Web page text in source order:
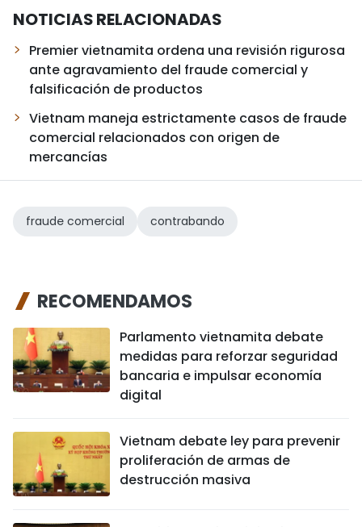
NOTICIAS RELACIONADAS
Premier vietnamita ordena una revisión rigurosa
ante agravamiento del fraude comercial y
falsificación de productos
Vietnam maneja estrictamente casos de fraude
comercial relacionados con origen de
mercancías
fraude comercial contrabando
RECOMENDAMOS
Parlamento vietnamita debate
medidas para reforzar seguridad
bancaria e impulsar economía
digital
Vietnam debate ley para prevenir
proliferación de armas de
destrucción masiva